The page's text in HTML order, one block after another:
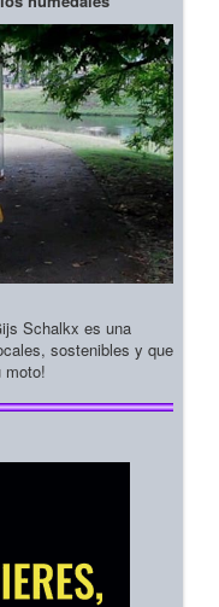
Schalkx es una
sostenibles y que
moto!